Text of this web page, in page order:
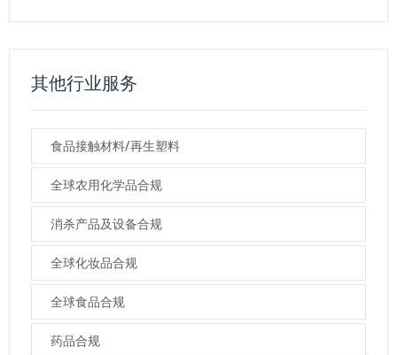
其他行业服务
食品接触材料/再生塑料
全球农用化学品合规
消杀产品及设备合规
全球化妆品合规
全球食品合规
药品合规